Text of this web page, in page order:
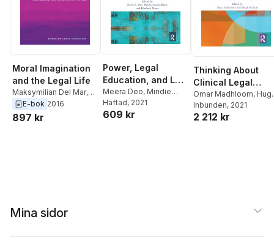
Moral Imagination
and the Legal Life
Maksymilian Del Mar,
Zenon Bankowski
E-bok 2016
897 kr
Power, Legal
Education, and Law
School Cultures
Meera Deo, Mindie
Lazarus-Black
Elizabeth Mertz
Häftad, 2021
609 kr
Thinking About
Clinical Legal
Education
Omar Madhloom,
McFaul
Inbunden, 2021
2 212 kr
Mina sidor